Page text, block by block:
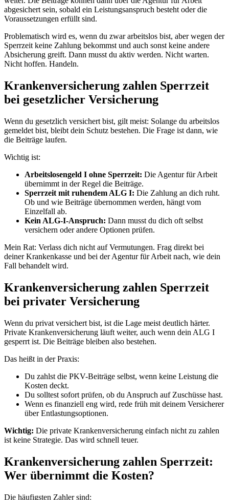
abgesichert sein, sobald ein Leistungsanspruch besteht oder die
Voraussetzungen erfüllt sind.
Problematisch wird es, wenn du zwar arbeitslos bist, aber wegen der
Sperrzeit keine Zahlung bekommst und auch sonst keine andere
Absicherung greift. Dann musst du aktiv werden. Nicht warten.
Nicht hoffen. Handeln.
Krankenversicherung zahlen Sperrzeit
bei gesetzlicher Versicherung
Wenn du gesetzlich versichert bist, gilt meist: Solange du arbeitslos
gemeldet bist, bleibt dein Schutz bestehen. Die Frage ist dann, wie
die Beiträge laufen.
Wichtig ist:
Arbeitslosengeld I ohne Sperrzeit: Die Agentur für Arbeit
übernimmt in der Regel die Beiträge.
Sperrzeit mit ruhendem ALG I: Die Zahlung an dich ruht.
Ob und wie Beiträge übernommen werden, hängt vom
Einzelfall ab.
Kein ALG-I-Anspruch: Dann musst du dich oft selbst
versichern oder andere Optionen prüfen.
Mein Rat: Verlass dich nicht auf Vermutungen. Frag direkt bei
deiner Krankenkasse und bei der Agentur für Arbeit nach, wie dein
Fall behandelt wird.
Krankenversicherung zahlen Sperrzeit
bei privater Versicherung
Wenn du privat versichert bist, ist die Lage meist deutlich härter.
Private Krankenversicherung läuft weiter, auch wenn dein ALG I
gesperrt ist. Die Beiträge bleiben also bestehen.
Das heißt in der Praxis:
Du zahlst die PKV-Beiträge selbst, wenn keine Leistung die
Kosten deckt.
Du solltest sofort prüfen, ob du Anspruch auf Zuschüsse hast.
Wenn es finanziell eng wird, rede früh mit deinem Versicherer
über Entlastungsoptionen.
Wichtig: Die private Krankenversicherung einfach nicht zu zahlen
ist keine Strategie. Das wird schnell teuer.
Krankenversicherung zahlen Sperrzeit:
Wer übernimmt die Kosten?
Die häufigsten Zahler sind: